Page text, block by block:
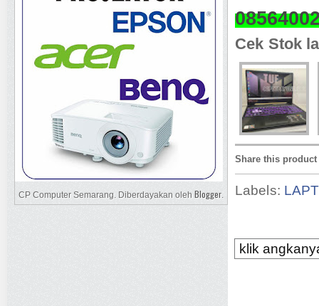
Cek Stok
Share this product
Labels:
klik
CP Computer Semarang. Diberdayakan oleh Blogger.